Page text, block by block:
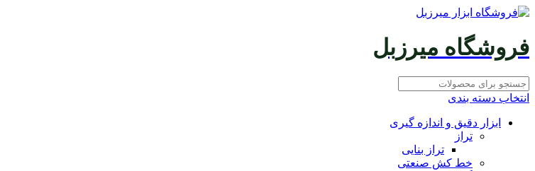
فروشگاه میرزبل
انتخاب دسته بندی
ابزار دقیق و اندازه گیری
تراز
تراز بنایی
خط کش صنعتی